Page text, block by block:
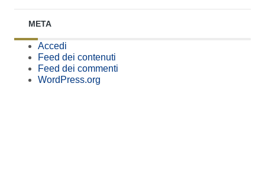
META
Accedi
Feed dei contenuti
Feed dei commenti
WordPress.org